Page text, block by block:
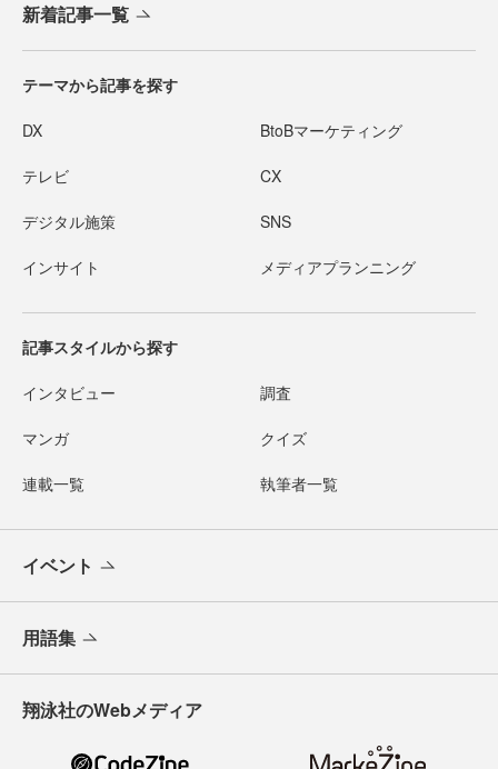
新着記事一覧
テーマから記事を探す
DX BtoBマーケティング
テレビ CX
デジタル施策 SNS
インサイト メディアプランニング
記事スタイルから探す
インタビュー 調査
マンガ クイズ
連載一覧 執筆者一覧
イベント
用語集
翔泳社のWebメディア